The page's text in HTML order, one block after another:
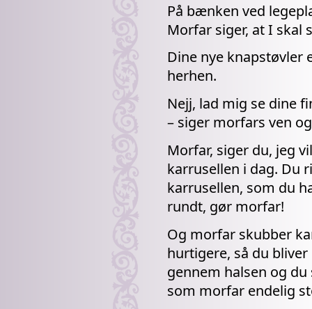
På bænken ved
Morfar siger, at I skal
Dine nye knapstøvler
herhen.
Nejj, lad mig se dine
– siger morfars ven
Morfar, siger du, jeg
karrusellen i dag. Du
karrusellen, som du
rundt, gør morfar!
Og morfar skubber
hurtigere, så du
gennem halsen og
som morfar endelig